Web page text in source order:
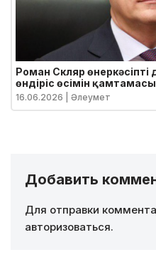
Роман Скляр
өндіріс өсімін
16.06.2026 | Әлеумет
Добавить
Для отправки
авторизоваться.